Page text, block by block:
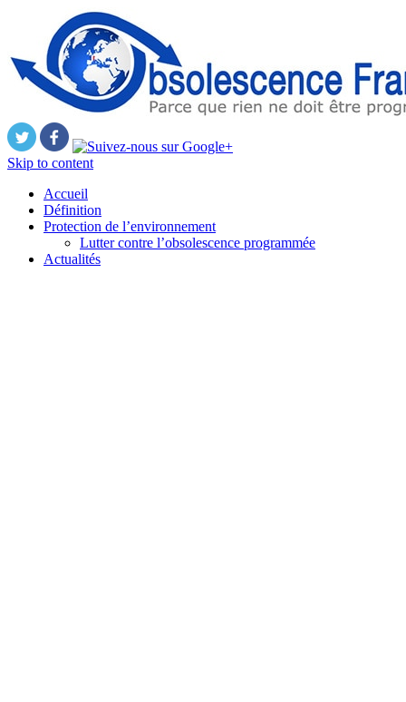
Skip to content
Accueil
Définition
Protection de l’environnement
Lutter contre l’obsolescence programmée
Actualités